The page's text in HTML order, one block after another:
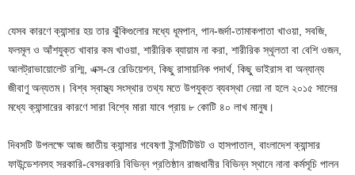
যেসব কারণে ক্যান্সার হয় তার ঝুঁকিগুলোর মধ্যে ধূমপান, পান-জর্দা-তামাকপাতা খাওয়া, সবজি,
ফলমূল ও আঁশযুক্ত খাবার কম খাওয়া, শারীরিক ব্যায়াম না করা, শারীরিক স্থূলতা বা বেশি ওজন,
আলট্রাভায়োলেট রশ্মি, এক্স-রে রেডিয়েশন, কিছু রাসায়নিক পদার্থ, কিছু ভাইরাস বা অন্যান্য
জীবাণু অন্যতম। বিশ্ব স্বাস্থ্য সংস্থার তথ্য মতে উপযুক্ত ব্যবস্থা নেয়া না হলে ২০১৫ সালের
মধ্যে ক্যান্সারের কারণে সারা বিশ্বে মারা যাবে প্রায় ৮ কোটি ৪০ লাখ মানুষ।
দিবসটি উপলক্ষে আজ জাতীয় ক্যান্সার গবেষণা ইন্সটিটিউট ও হাসপাতাল, বাংলাদেশ ক্যান্সার
ফাউন্ডেশনসহ সরকারি-বেসরকারি বিভিন্ন প্রতিষ্ঠান রাজধানীর বিভিন্ন স্থানে নানা কর্মসূচি পালন